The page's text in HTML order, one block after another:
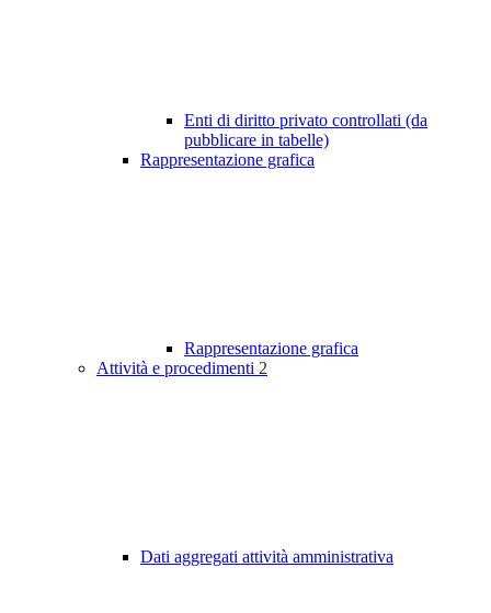
Enti di diritto privato controllati (da
pubblicare in tabelle)
Rappresentazione grafica
Rappresentazione grafica
Attività e procedimenti 2
Dati aggregati attività amministrativa